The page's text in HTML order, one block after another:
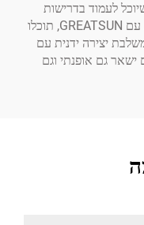
לעמוד בדרישות
היומיומיות תוך שמירה על היופי לאורך זמן. עם GREATSUN, תוכלו
יצירה ידנית עם
גם אופנתי וגם